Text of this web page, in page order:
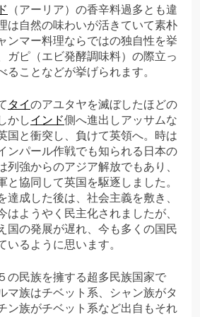
（アーリア）の香辛料過多とも違
は自然の味わいが活きていて素朴
ンマー料理ならではの独自性を挙
ガピ（エビ発酵調味料）の際立っ
ることなどが挙げられます。
タイのアユタヤを滅ぼしたほどの
かしインド側へ進出しアッサムな
国と衝突し、負けて英領へ。時は
ンパール作戦でも知られる日本の
列強からのアジア解放でもあり、
と協同して英国を駆逐しました。
達成した後は、社会主義を敷き、
はようやく民主化されましたが、
国の発展が遅れ、今も多くの国民
いるように思います。
の民族を擁する超多民族国家で
マ族はチベット系、シャン族がタ
ン族がチベット系など出自もそれ